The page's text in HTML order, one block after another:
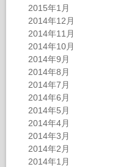
2015年1月
2014年12月
2014年11月
2014年10月
2014年9月
2014年8月
2014年7月
2014年6月
2014年5月
2014年4月
2014年3月
2014年2月
2014年1月